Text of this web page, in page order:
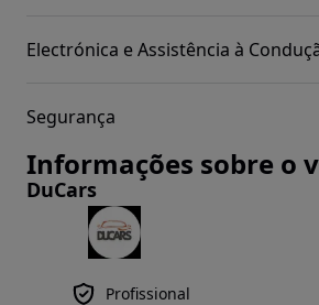
Electrónica e Assistência à
Segurança
Informações sobre o
DuCars
Profissional